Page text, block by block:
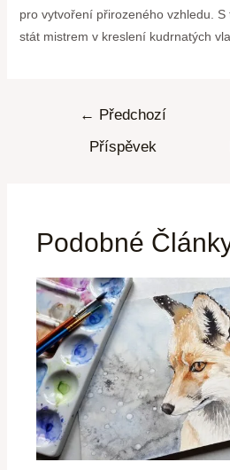
pro vytvoření přirozeného vzhledu.
stát mistrem v kreslení kudrnatých
← Předchozí
Příspěvek
Podobné